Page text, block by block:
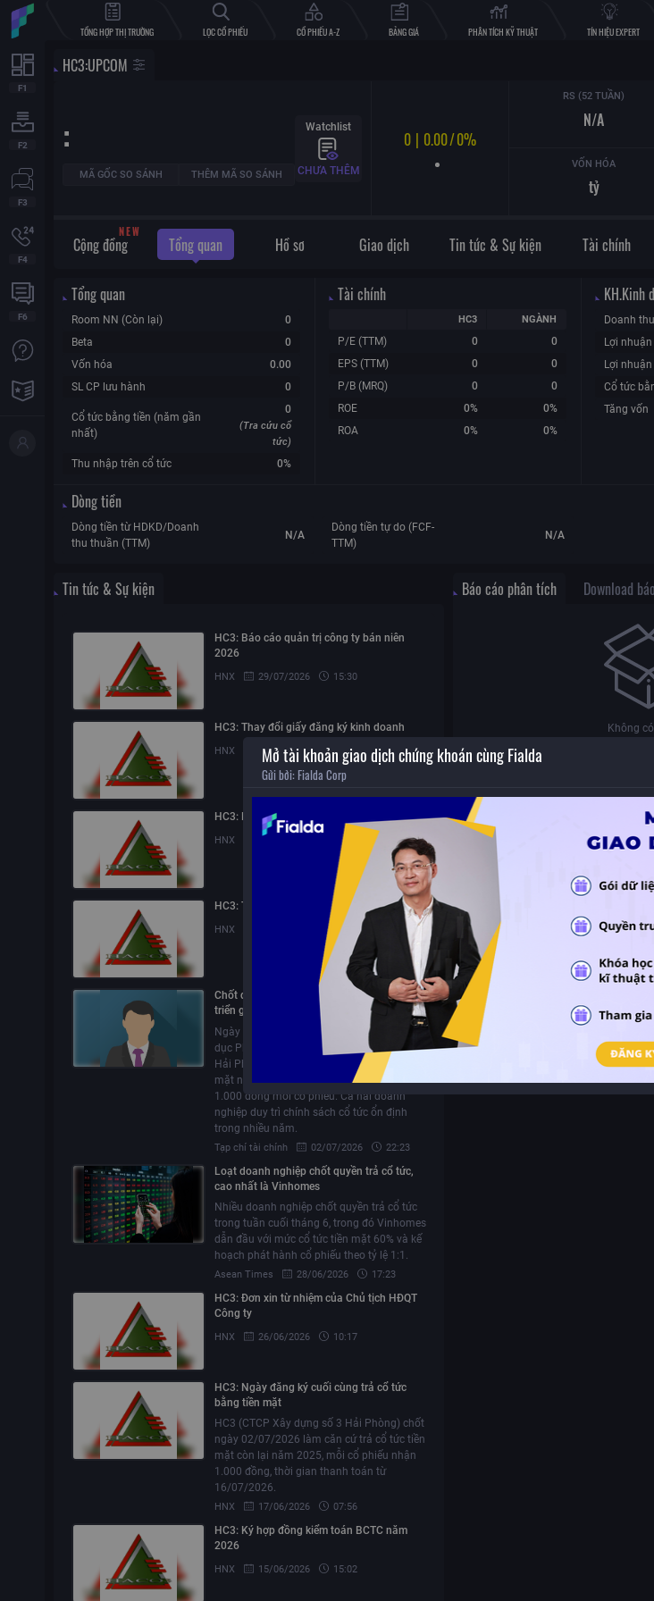
TỔNG HỢP THỊ TRƯỜNG LỌC CỔ PHIẾU CỔ PHIẾU A-Z BẢNG GIÁ PHÂN TÍCH KỸ THUẬT TÍN HIỆU EXPERT
HC3:UPCOM
:
MÃ GỐC SO SÁNH THÊM MÃ SO SÁNH
Watchlist
CHƯA THÊM
0 | 0.00/0%
RS (52 TUẦN)
N/A
VỐN HÓA
tỷ
NEW
Cộng đồng Tổng quan Hồ sơ Giao dịch Tin tức & Sự kiện Tài chính
Tổng quan
Room NN (Còn lại)
0
Beta
0
Vốn hóa
0.00
SL CP lưu hành
0
Cổ tức bằng tiền (năm gần
nhất)
0
(Tra cứu cổ
tức)
Thu nhập trên cổ tức 0%
Tài chính
HC3 NGÀNH
P/E (TTM) 0
0
EPS (TTM)
0
0
P/B (MRQ)
0
0
ROE
0%
0%
ROA
0% 0%
KH.Kinh
Doanh thu
Lợi
Lợi
Cổ tức
Tăng vốn
Dòng tiền
Dòng tiền từ HDKD/Doanh
thu thuần (TTM)
N/A
Dòng tiền tự do (FCF-
TTM)
N/A
Tin tức & Sự kiện
HC3: Báo cáo quản trị công ty bán niên
2026
HNX 29/07/2026 15:30
HC3: Thay đổi giấy đăng ký kinh doanh
HNX 23/07/2026 09:30
HC3: Báo cáo tài chính quý 2/2026
HNX 17/07/2026 17:58
HC3: Thay đổi nhân sự
HNX 16:48
Chốt quyền ngày 2/7/2026: Đầu tư và Phát
triển giáo dục Phương Nam và Xây dựng số
3 Hải Phòng trả cổ tức tiền mặt
Ngày 2/7/2026, Đầu tư và Phát triển giáo
dục Phương Nam (SED) và Xây dựng số 3
Hải Phòng (HC3) chốt quyền trả cổ tức tiền
mặt năm 2025 lần lượt 1.500 đồng và
1.000 đồng mỗi cổ phiếu. Cả hai doanh
nghiệp duy trì chính sách cổ tức ổn định
trong nhiều năm.
Tạp chí tài chính 02/07/2026 22:23
Loạt doanh nghiệp chốt quyền trả cổ tức,
cao nhất là Vinhomes
Nhiều doanh nghiệp chốt quyền trả cổ tức
trong tuần cuối tháng 6, trong đó Vinhomes
dẫn đầu với mức cổ tức tiền mặt 60% và kế
hoạch phát hành cổ phiếu theo tỷ lệ 1:1.
Asean Times 28/06/2026 17:23
HC3: Đơn xin từ nhiệm của Chủ tịch HĐQT
Công ty
HNX 26/06/2026 10:17
HC3: Ngày đăng ký cuối cùng trả cổ tức
bằng tiền mặt
HC3 (CTCP Xây dựng số 3 Hải Phòng) chốt
ngày 02/07/2026 làm căn cứ trả cổ tức tiền
mặt còn lại năm 2025, mỗi cổ phiếu nhận
1.000 đồng, thời gian thanh toán từ
16/07/2026.
HNX 17/06/2026 07:56
HC3: Ký hợp đồng kiểm toán BCTC năm
2026
HNX 15/06/2026 15:02
Báo cáo phân tích Download
Không
Mở tài khoản giao dịch chứng khoán cùng Fialda
Gửi bởi: Fialda Corp